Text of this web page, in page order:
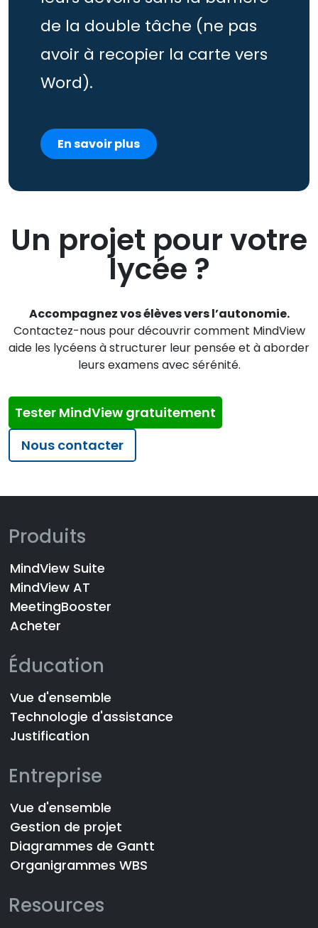
de la double tâche (ne pas
avoir à recopier la carte vers
Word).
En savoir plus
Un projet pour votre
lycée ?
Accompagnez vos élèves vers l’autonomie.
Contactez-nous pour découvrir comment MindView
aide les lycéens à structurer leur pensée et à aborder
leurs examens avec sérénité.
Tester MindView gratuitement
Nous contacter
Produits
MindView Suite
MindView AT
MeetingBooster
Acheter
Éducation
Vue d'ensemble
Technologie d'assistance
Justification
Entreprise
Vue d'ensemble
Gestion de projet
Diagrammes de Gantt
Organigrammes WBS
Resources